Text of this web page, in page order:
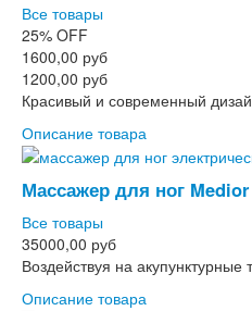
Все товары
25% OFF
1600,00 руб
1200,00 руб
Красивый и современный
Описание товара
Массажер для ног
Все товары
35000,00 руб
Воздействуя на акупунктурные
Описание товара